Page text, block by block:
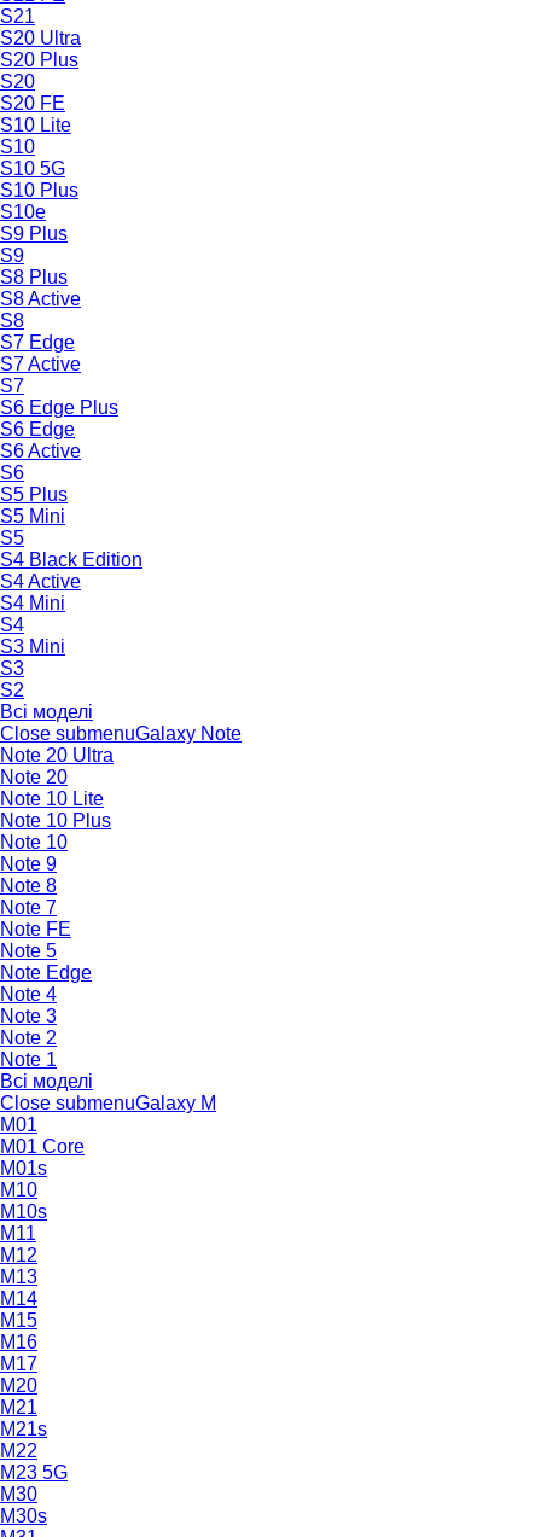
S21
S20 Ultra
S20 Plus
S20
S20 FE
S10 Lite
S10
S10 5G
S10 Plus
S10e
S9 Plus
S9
S8 Plus
S8 Active
S8
S7 Edge
S7 Active
S7
S6 Edge Plus
S6 Edge
S6 Active
S6
S5 Plus
S5 Mini
S5
S4 Black Edition
S4 Active
S4 Mini
S4
S3 Mini
S3
S2
Всі моделі
Close submenuGalaxy Note
Note 20 Ultra
Note 20
Note 10 Lite
Note 10 Plus
Note 10
Note 9
Note 8
Note 7
Note FE
Note 5
Note Edge
Note 4
Note 3
Note 2
Note 1
Всі моделі
Close submenuGalaxy M
M01
M01 Core
M01s
M10
M10s
M11
M12
M13
M14
M15
M16
M17
M20
M21
M21s
M22
M23 5G
M30
M30s